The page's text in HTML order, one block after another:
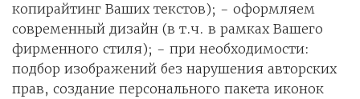
копирайтинг Ваших текстов); - оформляем
современный дизайн (в т.ч. в рамках Вашего
фирменного стиля); - при необходимости:
подбор изображений без нарушения авторских
прав, создание персонального пакета иконок